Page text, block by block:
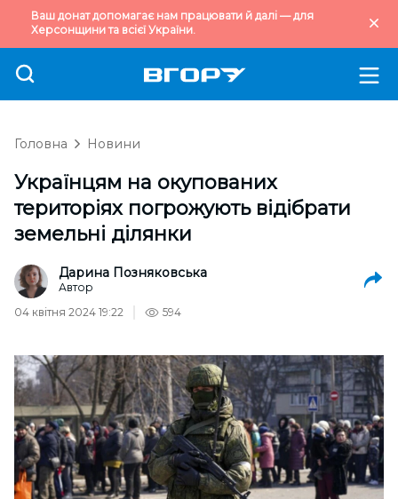
Ваш донат допомагає нам працювати й далі — для
Херсонщини та всієї України.
Головна Новини
Українцям на окупованих
територіях погрожують відібрати
земельні ділянки
Дарина Позняковська
Автор
04 квітня 2024 19:22
594